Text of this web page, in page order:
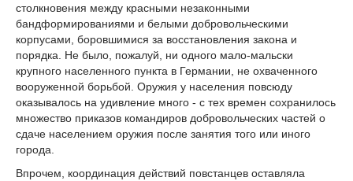
столкновения между красными незаконными
бандформированиями и белыми добровольческими
корпусами, боровшимися за восстановления закона и
порядка. Не было, пожалуй, ни одного мало-мальски
крупного населенного пункта в Германии, не охваченного
вооруженной борьбой. Оружия у населения повсюду
оказывалось на удивление много - с тех времен сохранилось
множество приказов командиров добровольческих частей о
сдаче населением оружия после занятия того или иного
города.
Впрочем, координация действий повстанцев оставляла